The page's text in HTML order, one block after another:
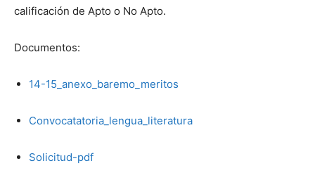
calificación de Apto o No Apto.
Documentos:
14-15_anexo_baremo_meritos
Convocatatoria_lengua_literatura
Solicitud-pdf